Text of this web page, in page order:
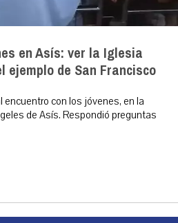
en Asís: ver la Iglesia
ejemplo de San Francisco
encuentro con los jóvenes, en la
de Asís. Respondió preguntas